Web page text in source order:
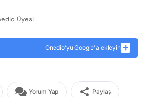
Üyesi
Onedio’yu Google'a ekleyin
Yorum Yap Paylaş